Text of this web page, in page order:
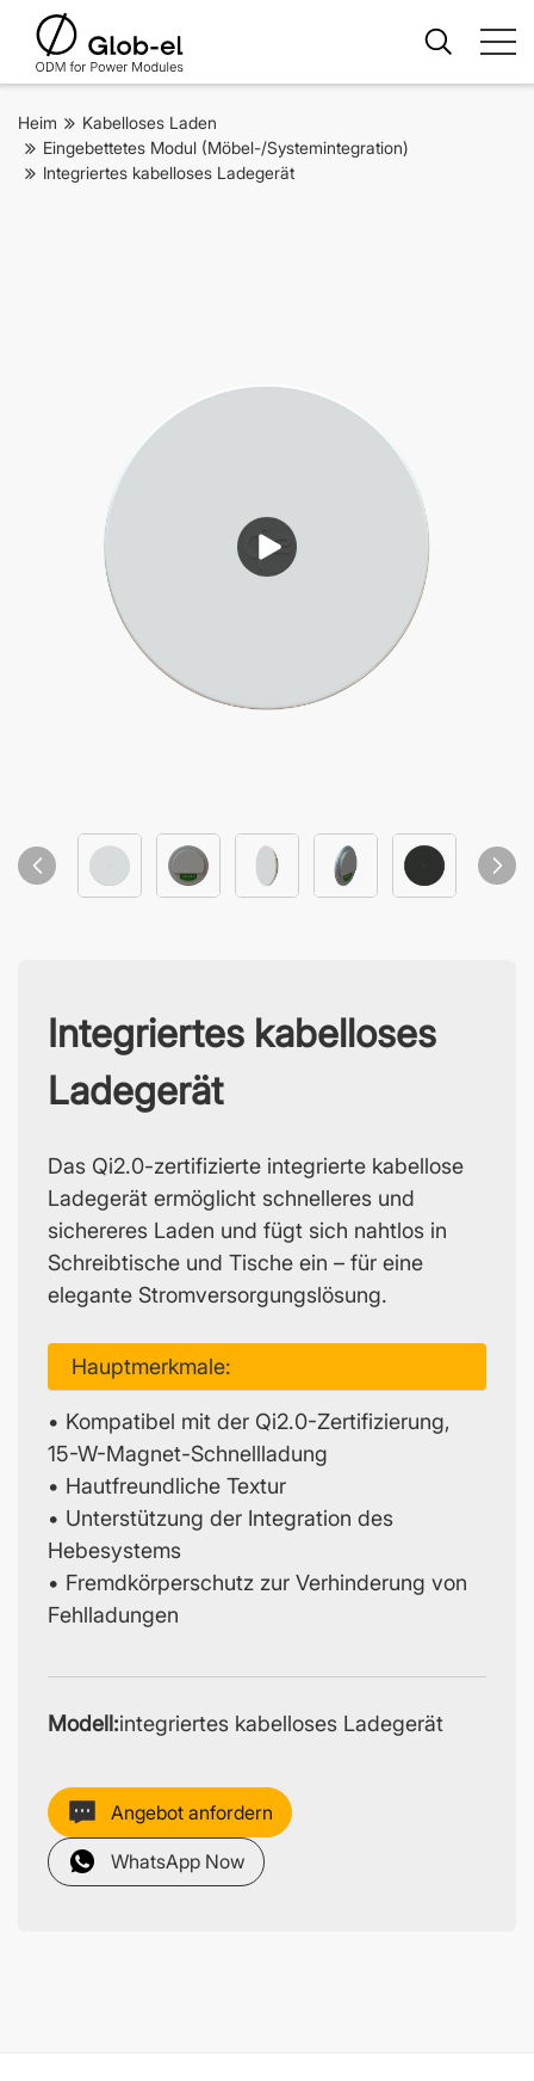
Heim
Kabelloses Laden
Eingebettetes Modul (Möbel-/Systemintegration)
Integriertes kabelloses Ladegerät
Integriertes kabelloses
Ladegerät
Das Qi2.0-zertifizierte integrierte kabellose
Ladegerät ermöglicht schnelleres und
sichereres Laden und fügt sich nahtlos in
Schreibtische und Tische ein – für eine
elegante Stromversorgungslösung.
Hauptmerkmale:
• Kompatibel mit der Qi2.0-Zertifizierung,
15-W-Magnet-Schnellladung
• Hautfreundliche Textur
• Unterstützung der Integration des
Hebesystems
• Fremdkörperschutz zur Verhinderung von
Fehlladungen
Modell:integriertes kabelloses Ladegerät
Angebot anfordern
WhatsApp Now